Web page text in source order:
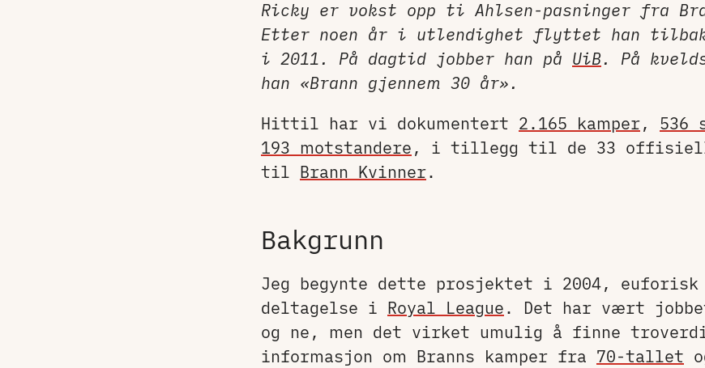
Ricky er vokst opp ti Ahlsen-pasninger fra
Etter noen år i utlendighet flyttet han
i 2011. På dagtid jobber han på UiB. På
han «Brann gjennem 30 år».
Hittil har vi dokumentert 2.165 kamper, 536
193 motstandere, i tillegg til de 33 offisielle
til Brann Kvinner.
Bakgrunn
Jeg begynte dette prosjektet i 2004, euforisk
deltagelse i Royal League. Det har vært
og ne, men det virket umulig å finne
informasjon om Branns kamper fra 70-tallet